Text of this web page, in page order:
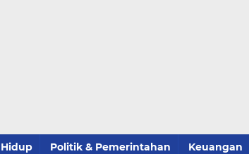
Politik & Pemerintahan Keuangan